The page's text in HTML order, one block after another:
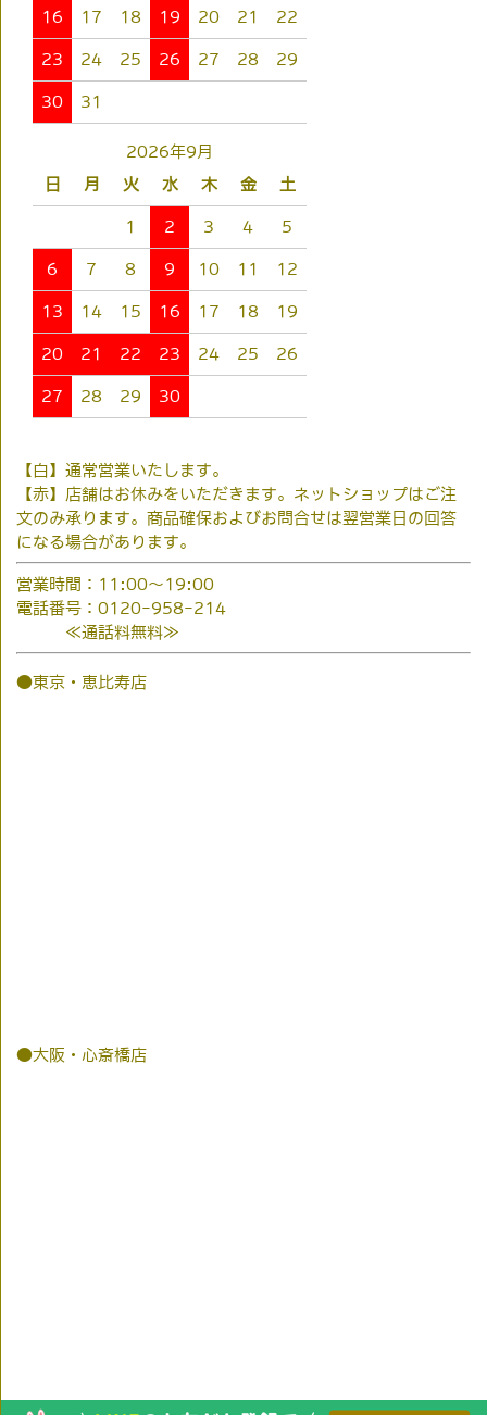
16 17 18 19 20 21 22
23 24 25 26 27 28 29
30 31
2026年9月
日
月 火 水 木 金 土
1 2 3 4 5
6 7 8 9 10 11 12
13 14 15 16 17 18 19
20 21 22 23 24 25 26
27 28 29 30
【白】通常営業いたします。
【赤】店舗はお休みをいただきます。ネットショップはご注
文のみ承ります。商品確保およびお問合せは翌営業日の回答
になる場合があります。
営業時間：11:00～19:00
電話番号：0120-958-214
≪通話料無料≫
●東京・恵比寿店
●大阪・心斎橋店